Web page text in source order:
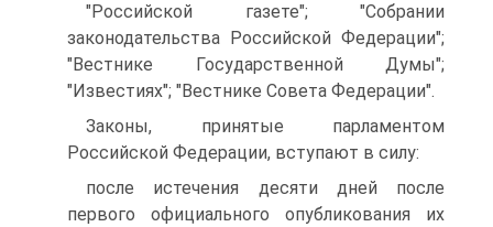
"Российской газете"; "Собрании
законодательства Российской Федерации";
"Вестнике Государственной Думы";
"Известиях"; "Вестнике Совета Федерации".
Законы, принятые парламентом
Российской Федерации, вступают в силу:
после истечения десяти дней после
первого официального опубликования их